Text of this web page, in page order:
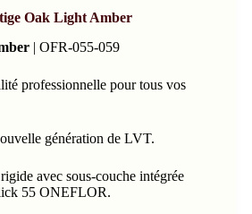
Oak Light Amber
| OFR-055-059
professionnelle pour tous vos
génération de LVT.
avec sous-couche intégrée
55 ONEFLOR.